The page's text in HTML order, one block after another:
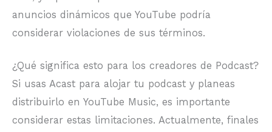
anuncios dinámicos que YouTube podría
considerar violaciones de sus términos.
¿Qué significa esto para los creadores de Podcast?
Si usas Acast para alojar tu podcast y planeas
distribuirlo en YouTube Music, es importante
considerar estas limitaciones. Actualmente, finales